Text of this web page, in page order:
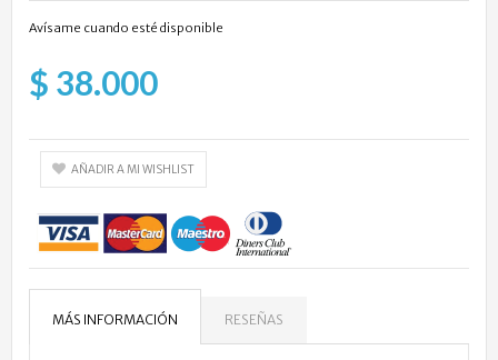
Avísame cuando esté disponible
$ 38.000
AÑADIR A MI WISHLIST
MÁS INFORMACIÓN RESEÑAS